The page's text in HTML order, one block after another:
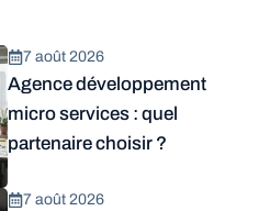
7 août 2026
Agence développement
micro services : quel
partenaire choisir ?
7 août 2026